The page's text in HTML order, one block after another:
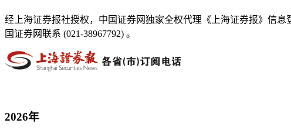
经上海证券报社授权，中国证券网独家全权代理《上海证券报》信
国证券网联系 (021-38967792) 。
2026年